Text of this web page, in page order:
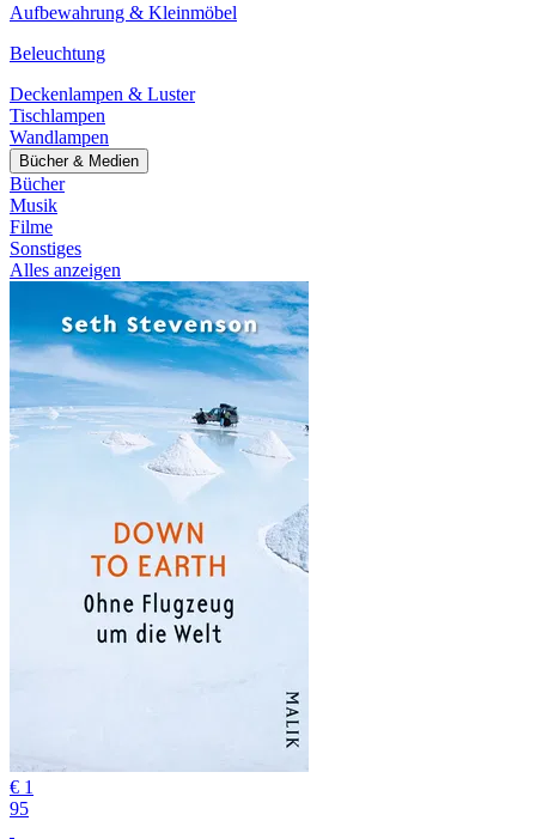
Aufbewahrung & Kleinmöbel
Beleuchtung
Deckenlampen & Luster
Tischlampen
Wandlampen
Bücher & Medien
Bücher
Musik
Filme
Sonstiges
Alles anzeigen
€ 1
95